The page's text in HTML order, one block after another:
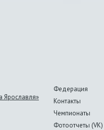
Ярославля»
Федерация
Контакты
Чемпионаты
Фотоотчеты (VK)